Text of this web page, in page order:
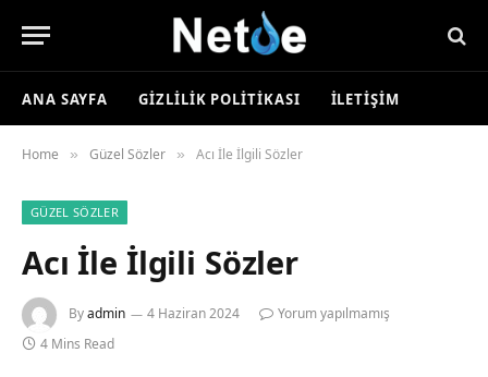
ANA SAYFA GIZLILIK POLITIKASI İLETIŞIM
Home » Güzel Sözler » Acı İle İlgili Sözler
GÜZEL SÖZLER
Acı İle İlgili Sözler
Byadmin 4 Haziran 2024
Yorum yapılmamış
4 Mins Read